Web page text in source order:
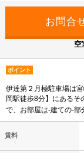
空
ポイント
伊達第２月極駐車場は
岡駅徒歩8分】にある
で、お部屋は-建ての-部
賃料